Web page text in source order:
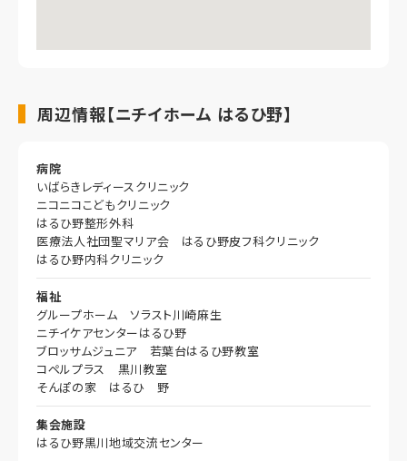
周辺情報【ニチイホーム はるひ野】
病院
いばらきレディースクリニック
ニコニコこどもクリニック
はるひ野整形外科
医療法人社団聖マリア会 はるひ野皮フ科クリニック
はるひ野内科クリニック
福祉
グループホーム ソラスト川崎麻生
ニチイケアセンターはるひ野
ブロッサムジュニア 若葉台はるひ野教室
コペルプラス 黒川教室
そんぽの家 はるひ 野
集会施設
はるひ野黒川地域交流センター